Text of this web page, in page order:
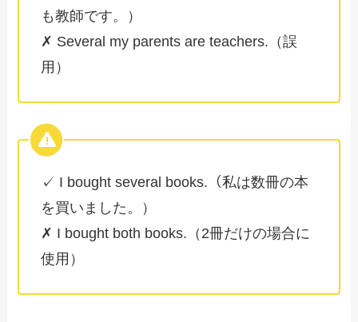
も教師です。）
✗ Several my parents are teachers.（誤
用）
✓ I bought several books.（私は数冊の本
を買いました。）
✗ I bought both books.（2冊だけの場合に
使用）